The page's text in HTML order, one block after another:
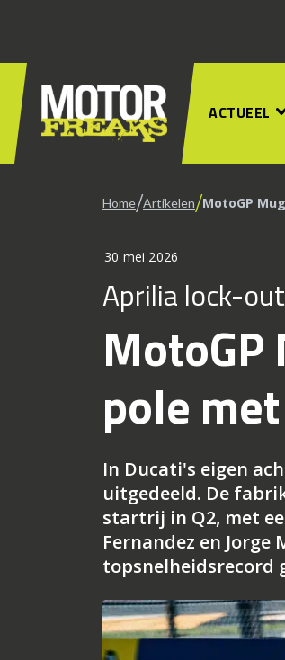
ACTUEEL
Home/Artikelen/MotoGP
30 mei 2026
Aprilia lock-
pole
In Ducati's eigen
uitgedeeld. De
startrij in Q2, met
Fernandez en
topsnelheidsrecord